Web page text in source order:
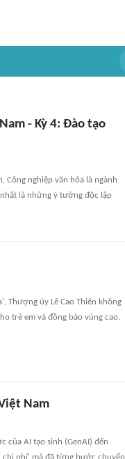
- Kỳ 4: Đào tạo
nghiệp văn hóa là ngành
là những ý tưởng độc lập
Thượng úy Lê Cao Thiên không
trẻ em và đồng bào vùng cao.
Nam
của AI tạo sinh (GenAI) đến